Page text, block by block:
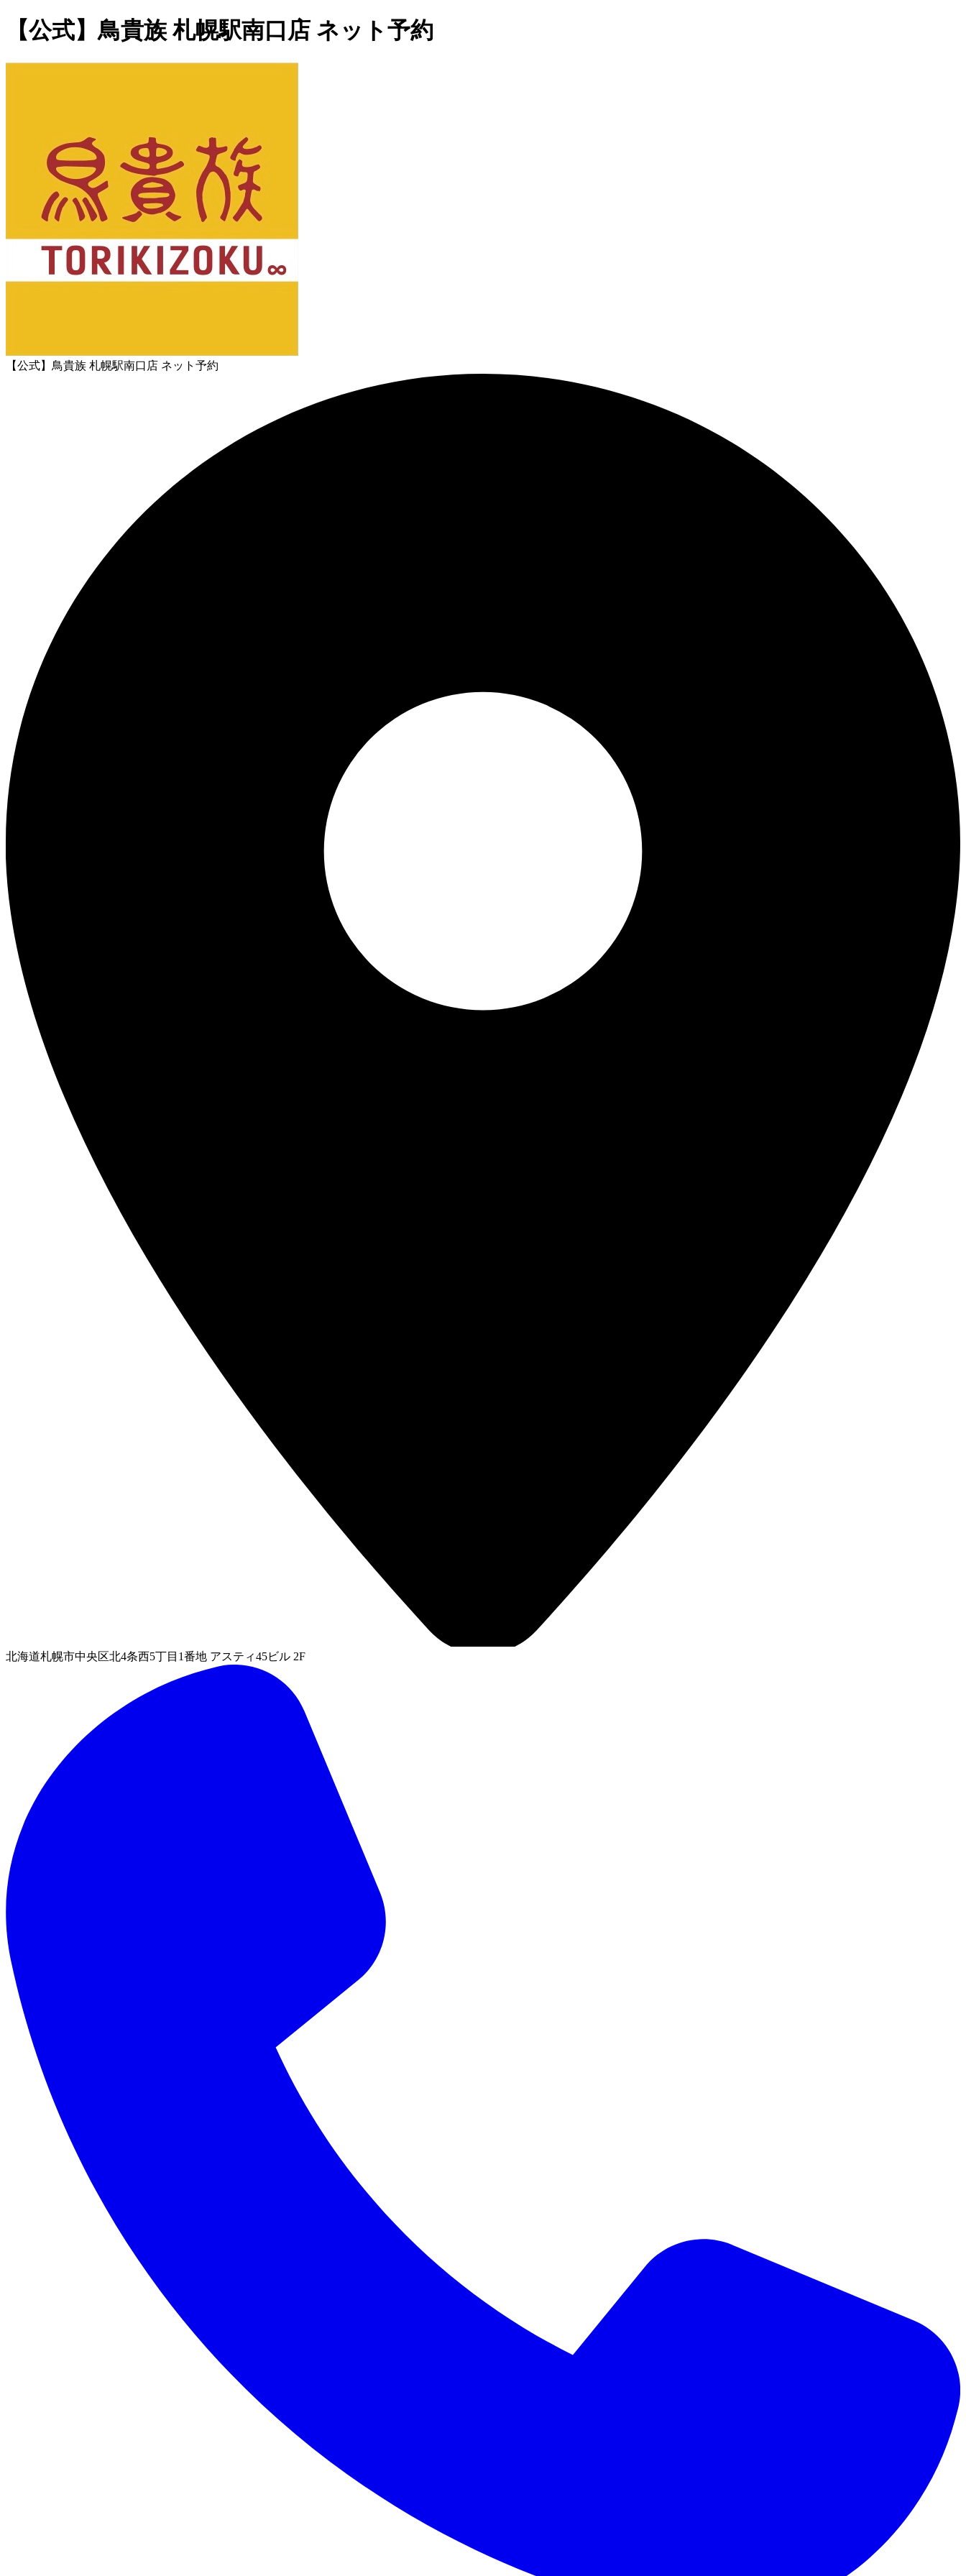
【公式】鳥貴族 札幌駅南口店 ネット予約
【公式】鳥貴族 札幌駅南口店 ネット予約
北海道札幌市中央区北4条西5丁目1番地 アスティ45ビル 2F